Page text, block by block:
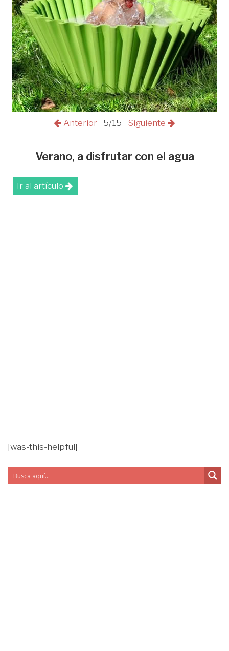
Anterior 5/15 Siguiente
Verano, a disfrutar con el agua
Ir al artículo
[was-this-helpful]